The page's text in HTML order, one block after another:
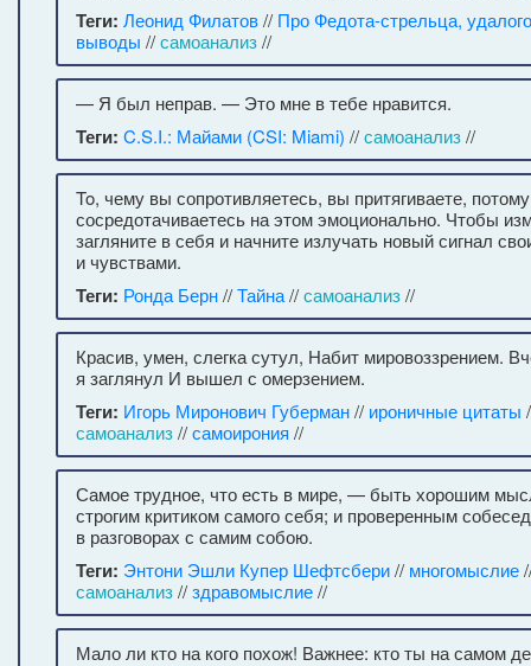
Теги: Леонид Филатов// Про Федота-стрельца,
выводы //самоанализ//
— Я был неправ. — Это мне в тебе нравится.
Теги: C.S.I.: Майами (CSI: Miami) //самоанализ//
To, чему вы сопротивляетесь, вы притягиваете,
сосредотачиваетесь на этом эмоционально. Чтобы
загляните в себя и начните излучать новый сигнал
и чувствами.
Теги: Ронда Берн//Тайна//самоанализ//
Красив, умен, слегка сутул, Набит мировоззрением.
я заглянул И вышел с омерзением.
Теги: Игорь Миронович Губерман// ироничные цитаты
самоанализ//самоирония //
Самое трудное, что есть в мире, — быть хорошим
строгим критиком самого себя; и проверенным
в разговорах с самим собою.
Теги: Энтони Эшли Купер Шефтсбери// многомыслие
самоанализ//здравомыслие//
Мало ли кто на кого похож! Важнее: кто ты на самом